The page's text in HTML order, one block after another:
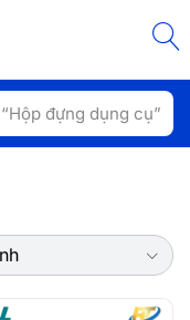
đựng dụng cụ”